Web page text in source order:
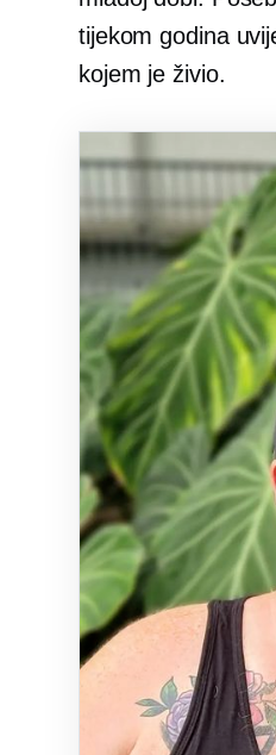
tijekom godina
kojem je živio.